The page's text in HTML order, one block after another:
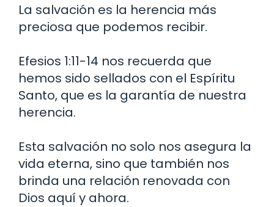
La salvación es la herencia más
preciosa que podemos recibir.
Efesios 1:11-14 nos recuerda que
hemos sido sellados con el Espíritu
Santo, que es la garantía de nuestra
herencia.
Esta salvación no solo nos asegura la
vida eterna, sino que también nos
brinda una relación renovada con
Dios aquí y ahora.